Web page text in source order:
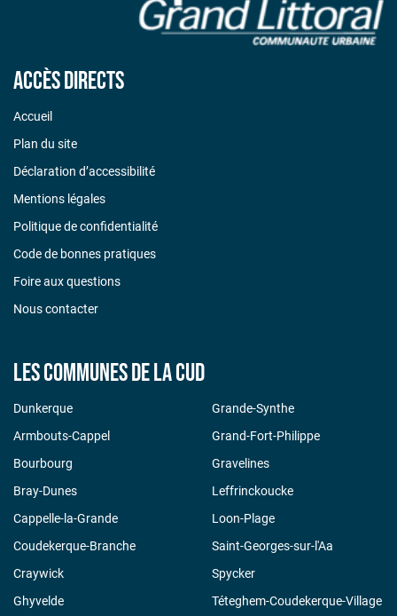
Accès directs
Accueil
Plan du site
Déclaration d’accessibilité
Mentions légales
Politique de confidentialité
Code de bonnes pratiques
Foire aux questions
Nous contacter
Les communes de la CUD
Dunkerque
Armbouts-Cappel
Bourbourg
Bray-Dunes
Cappelle-la-Grande
Coudekerque-Branche
Craywick
Ghyvelde
Grande-Synthe
Grand-Fort-Philippe
Gravelines
Leffrinckoucke
Loon-Plage
Saint-Georges-sur-l'Aa
Spycker
Téteghem-Coudekerque-Village